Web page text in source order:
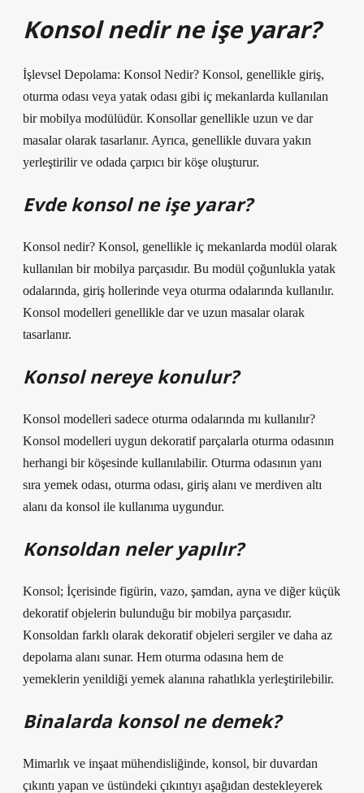
Konsol nedir ne işe yarar?
İşlevsel Depolama: Konsol Nedir? Konsol, genellikle giriş,
oturma odası veya yatak odası gibi iç mekanlarda kullanılan
bir mobilya modülüdür. Konsollar genellikle uzun ve dar
masalar olarak tasarlanır. Ayrıca, genellikle duvara yakın
yerleştirilir ve odada çarpıcı bir köşe oluşturur.
Evde konsol ne işe yarar?
Konsol nedir? Konsol, genellikle iç mekanlarda modül olarak
kullanılan bir mobilya parçasıdır. Bu modül çoğunlukla yatak
odalarında, giriş hollerinde veya oturma odalarında kullanılır.
Konsol modelleri genellikle dar ve uzun masalar olarak
tasarlanır.
Konsol nereye konulur?
Konsol modelleri sadece oturma odalarında mı kullanılır?
Konsol modelleri uygun dekoratif parçalarla oturma odasının
herhangi bir köşesinde kullanılabilir. Oturma odasının yanı
sıra yemek odası, oturma odası, giriş alanı ve merdiven altı
alanı da konsol ile kullanıma uygundur.
Konsoldan neler yapılır?
Konsol; İçerisinde figürin, vazo, şamdan, ayna ve diğer küçük
dekoratif objelerin bulunduğu bir mobilya parçasıdır.
Konsoldan farklı olarak dekoratif objeleri sergiler ve daha az
depolama alanı sunar. Hem oturma odasına hem de
yemeklerin yenildiği yemek alanına rahatlıkla yerleştirilebilir.
Binalarda konsol ne demek?
Mimarlık ve inşaat mühendisliğinde, konsol, bir duvardan
çıkıntı yapan ve üstündeki çıkıntıyı aşağıdan destekleyerek